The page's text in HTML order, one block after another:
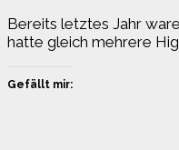
Bereits letztes Jahr
hatte gleich mehrere
Gefällt mir: